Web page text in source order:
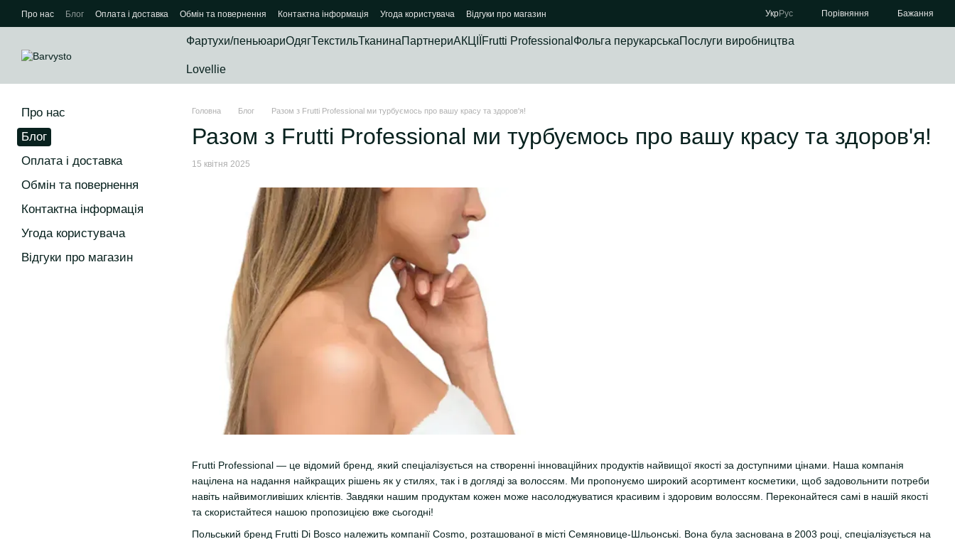
Перейти до основного контенту
Про нас Блог Оплата і доставка Обмін та повернення Контактна інформація Угода користувача Відгуки про магазин УкрРус Порівняння Бажання
Фартухи/пеньюариОдягТекстильТканинаПартнериАКЦІЇ Frutti Professional Фольга перукарськаПослуги виробництва
Lovellie
Головна Блог Разом з Frutti Professional ми турбуємось про вашу красу та здоров'я!
Разом з Frutti Professional ми турбуємось про вашу красу та здоров'я!
15 квітня 2025
Frutti Professional — це відомий бренд, який спеціалізується на створенні інноваційних продуктів найвищої якості за доступними цінами. Наша компанія
націлена на надання найкращих рішень як у стилях, так і в догляді за волоссям. Ми пропонуємо широкий асортимент косметики, щоб задовольнити потреби
навіть найвимогливіших клієнтів. Завдяки нашим продуктам кожен може насолоджуватися красивим і здоровим волоссям. Переконайтеся самі в нашій якості
та скористайтеся нашою пропозицією вже сьогодні!
Польський бренд Frutti Di Bosco належить компанії Cosmo, розташованої в місті Семяновице-Шльонські. Вона була заснована в 2003 році, спеціалізується на
Про нас
Блог
Оплата і доставка
Обмін та повернення
Контактна інформація
Угода користувача
Відгуки про магазин